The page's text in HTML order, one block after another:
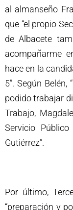
al almanseño
que “el propio
de Albacete
acompañarme
hace en la
5”. Según
podido trabajar
Trabajo,
Servicio
Gutiérrez”.
Por último,
“preparación y